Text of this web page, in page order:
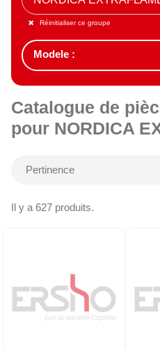
Réinitialiser ce groupe
Catalogue de
pour NORDICA
Il y a 627 produits.
Pertinence